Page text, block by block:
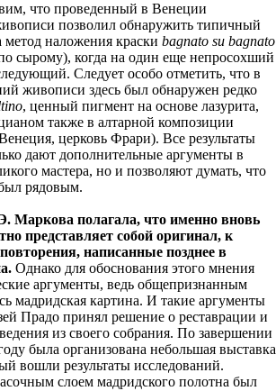
что проведенный в Венеции
позволил обнаружить типичный
метод наложения краски bagnato su bagnato
сырому), когда на один еще непросохший
Следует особо отметить, что в
живописи здесь был обнаружен редко
, ценный пигмент на основе лазурита,
также в алтарной композиции
церковь Фрари). Все результаты
дают дополнительные аргументы в
мастера, но и позволяют думать, что
рядовым.
Маркова полагала, что именно вновь
представляет собой оригинал, к
написанные позднее в
Однако для обоснования этого мнения
аргументы, ведь общепризнанным
мадридская картина. И такие аргументы
Прадо принял решение о реставрации и
из своего собрания. По завершении
была организована небольшая выставка
вошли результаты исследований.
слоем мадридского полотна был